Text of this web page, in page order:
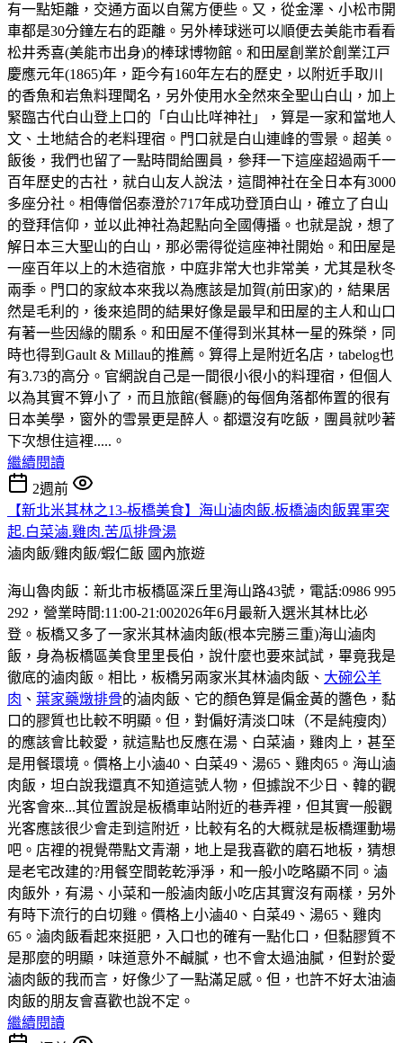
有一點矩離，交通方面以自駕方便些。又，從金澤、小松市開
車都是30分鐘左右的距離。另外棒球迷可以順便去美能市看看
松井秀喜(美能市出身)的棒球博物館。和田屋創業於創業江戸
慶應元年(1865)年，距今有160年左右的歷史，以附近手取川
的香魚和岩魚料理聞名，另外使用水全然來全聖山白山，加上
緊臨古代白山登上口的「白山比咩神社」，算是一家和當地人
文、土地結合的老料理宿。門口就是白山連峰的雪景。超美。
飯後，我們也留了一點時間給團員，參拜一下這座超過兩千一
百年歷史的古社，就白山友人說法，這間神社在全日本有3000
多座分社。相傳僧侶泰澄於717年成功登頂白山，確立了白山
的登拜信仰，並以此神社為起點向全國傳播。也就是說，想了
解日本三大聖山的白山，那必需得從這座神社開始。和田屋是
一座百年以上的木造宿旅，中庭非常大也非常美，尤其是秋冬
兩季。門口的家紋本來我以為應該是加賀(前田家)的，結果居
然是毛利的，後來追問的結果好像是最早和田屋的主人和山口
有著一些因緣的關系。和田屋不僅得到米其林一星的殊榮，同
時也得到Gault & Millau的推薦。算得上是附近名店，tabelog也
有3.73的高分。官網說自己是一間很小很小的料理宿，但個人
以為其實不算小了，而且旅館(餐廳)的每個角落都佈置的很有
日本美學，窗外的雪景更是醉人。都還沒有吃飯，團員就吵著
下次想住這裡.....。
繼續閱讀
2週前
【新北米其林之13-板橋美食】海山滷肉飯.板橋滷肉飯異軍突
起.白菜滷.雞肉.苦瓜排骨湯
滷肉飯/雞肉飯/蝦仁飯 國內旅遊
海山魯肉飯：新北市板橋區深丘里海山路43號，電話:0986 995
292，營業時間:11:00-21:002026年6月最新入選米其林比必
登。板橋又多了一家米其林滷肉飯(根本完勝三重)海山滷肉
飯，身為板橋區美食里里長伯，說什麼也要來試試，畢竟我是
徹底的滷肉飯。相比，板橋另兩家米其林滷肉飯、 大碗公羊
肉 、 葉家藥燉排骨的滷肉飯、它的顏色算是偏金黃的醬色，黏
口的膠質也比較不明顯。但，對偏好清淡口味（不是純瘦肉）
的應該會比較愛，就這點也反應在湯、白菜滷，雞肉上，甚至
是用餐環境。價格上小滷40、白菜49、湯65、雞肉65。海山滷
肉飯，坦白說我還真不知道這號人物，但據說不少日、韓的觀
光客會來...其位置說是板橋車站附近的巷弄裡，但其實一般觀
光客應該很少會走到這附近，比較有名的大概就是板橋運動場
吧。店裡的視覺帶點文青潮，地上是我喜歡的磨石地板，猜想
是老宅改建的?用餐空間乾乾淨淨，和一般小吃略顯不同。滷
肉飯外，有湯、小菜和一般滷肉飯小吃店其實沒有兩樣，另外
有時下流行的白切雞。價格上小滷40、白菜49、湯65、雞肉
65。滷肉飯看起來挺肥，入口也的確有一點化口，但黏膠質不
是那麼的明顯，味道意外不鹹膩，也不會太過油膩，但對於愛
滷肉飯的我而言，好像少了一點滿足感。但，也許不好太油滷
肉飯的朋友會喜歡也說不定。
繼續閱讀